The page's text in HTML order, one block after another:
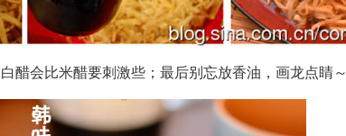
醋会比米醋要刺激些；最后别忘放香油，画龙点睛～